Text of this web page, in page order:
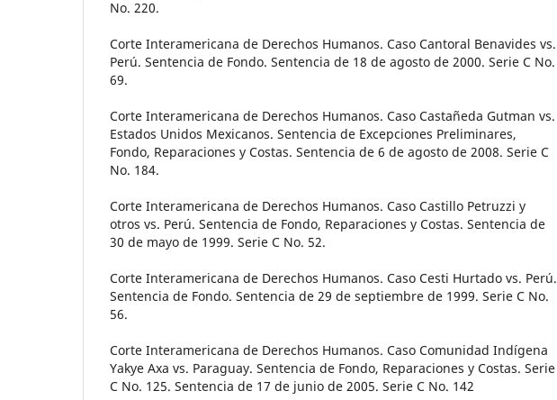
No. 220.
Corte Interamericana de Derechos Humanos. Caso Cantoral Benavides vs.
Perú. Sentencia de Fondo. Sentencia de 18 de agosto de 2000. Serie C No.
69.
Corte Interamericana de Derechos Humanos. Caso Castañeda Gutman vs.
Estados Unidos Mexicanos. Sentencia de Excepciones Preliminares,
Fondo, Reparaciones y Costas. Sentencia de 6 de agosto de 2008. Serie C
No. 184.
Corte Interamericana de Derechos Humanos. Caso Castillo Petruzzi y
otros vs. Perú. Sentencia de Fondo, Reparaciones y Costas. Sentencia de
30 de mayo de 1999. Serie C No. 52.
Corte Interamericana de Derechos Humanos. Caso Cesti Hurtado vs. Perú.
Sentencia de Fondo. Sentencia de 29 de septiembre de 1999. Serie C No.
56.
Corte Interamericana de Derechos Humanos. Caso Comunidad Indígena
Yakye Axa vs. Paraguay. Sentencia de Fondo, Reparaciones y Costas. Serie
C No. 125. Sentencia de 17 de junio de 2005. Serie C No. 142